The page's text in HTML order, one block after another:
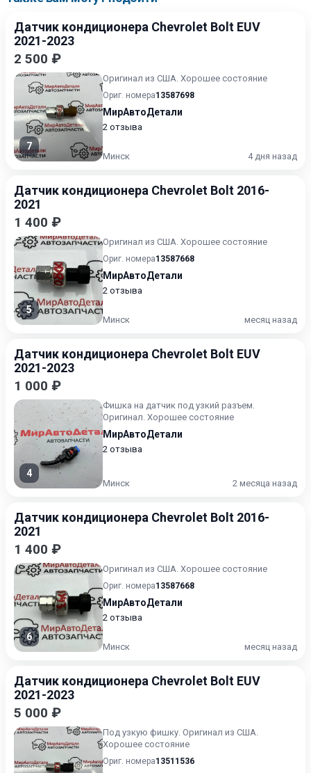
Датчик кондиционера Chevrolet Bolt EUV
2021-2023
2 500 ₽
7
Оригинал из США. Хорошее состояние
Ориг. номера13587698
МирАвтоДетали
2 отзыва
Минск 4 дня назад
Датчик кондиционера Chevrolet Bolt 2016-
2021
1 400 ₽
5
Оригинал из США. Хорошее состояние
Ориг. номера13587668
МирАвтоДетали
2 отзыва
Минск месяц назад
Датчик кондиционера Chevrolet Bolt EUV
2021-2023
1 000 ₽
4
Фишка на датчик под узкий разъем.
Оригинал. Хорошее состояние
МирАвтоДетали
2 отзыва
Минск 2 месяца назад
Датчик кондиционера Chevrolet Bolt 2016-
2021
1 400 ₽
6
Оригинал из США. Хорошее состояние
Ориг. номера13587668
МирАвтоДетали
2 отзыва
Минск месяц назад
Датчик кондиционера Chevrolet Bolt EUV
2021-2023
5 000 ₽
Под узкую фишку. Оригинал из США.
Хорошее состояние
Ориг. номера13511536